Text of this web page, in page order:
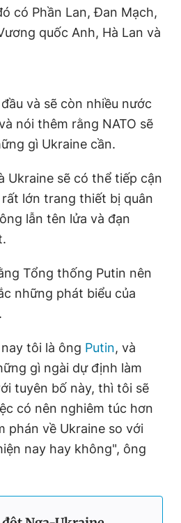
có Phần Lan, Đan Mạch,
quốc Anh, Hà Lan và
và sẽ còn nhiều nước
nói thêm rằng NATO sẽ
gì Ukraine cần.
Ukraine sẽ có thể tiếp cận
lớn trang thiết bị quân
lẫn tên lửa và đạn
Tổng thống Putin nên
những phát biểu của
.
tôi là ông Putin, và
gì ngài dự định làm
tuyên bố này, thì tôi sẽ
có nên nghiêm túc hơn
phán về Ukraine so với
nay hay không", ông